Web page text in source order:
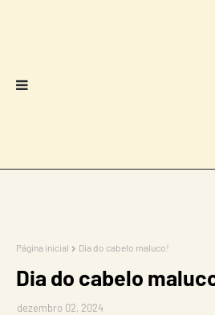
Página inicial Dia do cabelo maluco!
Dia do cabelo
dezembro 02, 2024